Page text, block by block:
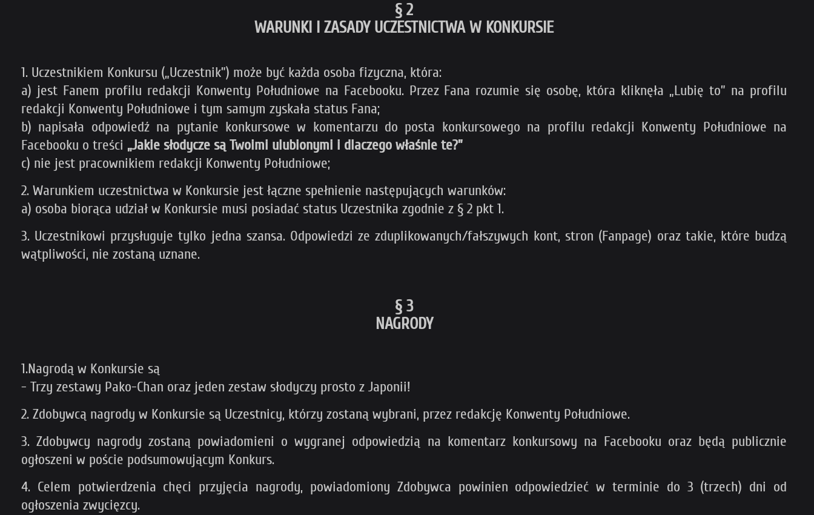
§ 2
WARUNKI I ZASADY UCZESTNICTWA W KONKURSIE
1. Uczestnikiem Konkursu („Uczestnik”) może być każda osoba fizyczna, która:
a) jest Fanem profilu redakcji Konwenty Południowe na Facebooku. Przez Fana rozumie się osobę, która kliknęła „Lubię to” na profilu
redakcji Konwenty Południowe i tym samym zyskała status Fana;
b) napisała odpowiedź na pytanie konkursowe w komentarzu do posta konkursowego na profilu redakcji Konwenty Południowe na
Facebooku o treści „Jakie słodycze są Twoimi ulubionymi i dlaczego właśnie te?”
c) nie jest pracownikiem redakcji Konwenty Południowe;
2. Warunkiem uczestnictwa w Konkursie jest łączne spełnienie następujących warunków:
a) osoba biorąca udział w Konkursie musi posiadać status Uczestnika zgodnie z § 2 pkt 1.
3. Uczestnikowi przysługuje tylko jedna szansa. Odpowiedzi ze zduplikowanych/fałszywych kont, stron (Fanpage) oraz takie, które budzą
wątpliwości, nie zostaną uznane.
§ 3
NAGRODY
1.Nagrodą w Konkursie są
- Trzy zestawy Pako-Chan oraz jeden zestaw słodyczy prosto z Japonii!
2. Zdobywcą nagrody w Konkursie są Uczestnicy, którzy zostaną wybrani, przez redakcję Konwenty Południowe.
3. Zdobywcy nagrody zostaną powiadomieni o wygranej odpowiedzią na komentarz konkursowy na Facebooku oraz będą publicznie
ogłoszeni w poście podsumowującym Konkurs.
4. Celem potwierdzenia chęci przyjęcia nagrody, powiadomiony Zdobywca powinien odpowiedzieć w terminie do 3 (trzech) dni od
ogłoszenia zwycięzcy.